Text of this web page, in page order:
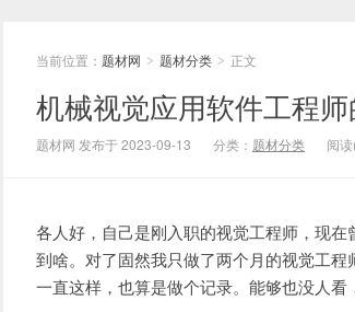
当前位置： 题材网 > 题材分类 > 正文
机械视觉应用软件工程
题材网 发布于 2023-09-13 分类： 题材分类 阅
各人好，自己是刚入职的视觉工程师，现
到啥。对了固然我只做了两个月的视觉工
一直这样，也算是做个记录。能够也没人看